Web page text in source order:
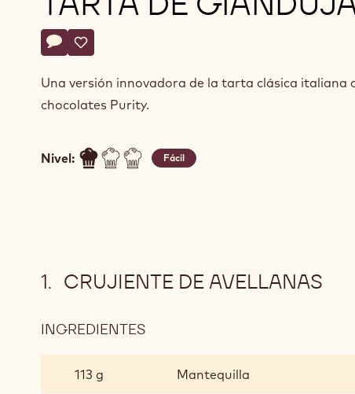
Actions
Escriba un comentario
- Tarta de Gianduja
Guardar
- Tarta de Gianduja
Una versión innovadora de la tarta clásica italiana
chocolates Purity.
Nivel: Fácil
CRUJIENTE DE AVELLANAS
INGREDIENTES
AVELLANAS
113 g Mantequilla